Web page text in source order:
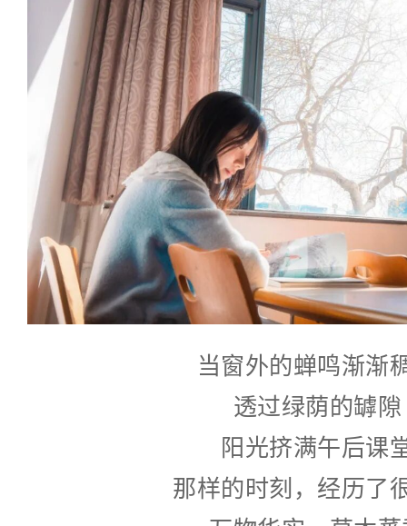
当窗外的蝉鸣渐渐
透过绿荫的罅隙
阳光挤满午后课
那样的时刻，经历了